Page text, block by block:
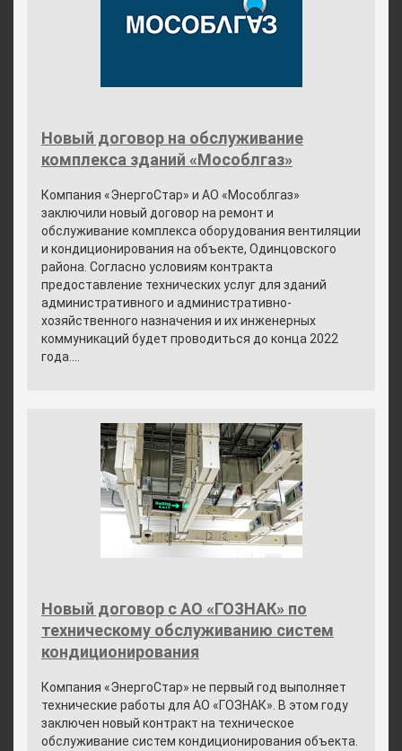
Новый договор на обслуживание
комплекса зданий «Мособлгаз»
Компания «ЭнергоСтар» и АО «Мособлгаз»
заключили новый договор на ремонт и
обслуживание комплекса оборудования вентиляции
и кондиционирования на объекте, Одинцовского
района. Согласно условиям контракта
предоставление технических услуг для зданий
административного и административно-
хозяйственного назначения и их инженерных
коммуникаций будет проводиться до конца 2022
года....
Новый договор с АО «ГОЗНАК» по
техническому обслуживанию систем
кондиционирования
Компания «ЭнергоСтар» не первый год выполняет
технические работы для АО «ГОЗНАК». В этом году
заключен новый контракт на техническое
обслуживание систем кондиционирования объекта.